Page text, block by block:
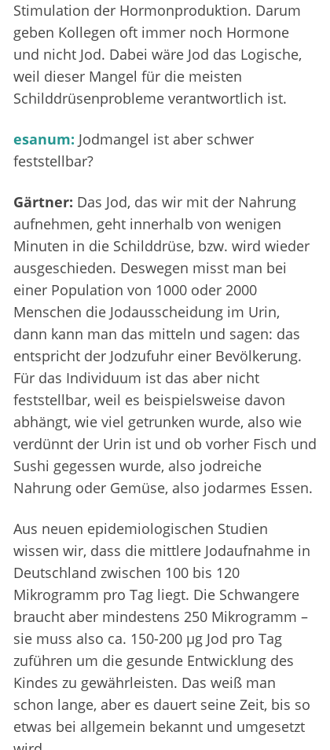
Stimulation der Hormonproduktion. Darum
geben Kollegen oft immer noch Hormone
und nicht Jod. Dabei wäre Jod das Logische,
weil dieser Mangel für die meisten
Schilddrüsenprobleme verantwortlich ist.
esanum: Jodmangel ist aber schwer
feststellbar?
Gärtner: Das Jod, das wir mit der Nahrung
aufnehmen, geht innerhalb von wenigen
Minuten in die Schilddrüse, bzw. wird wieder
ausgeschieden. Deswegen misst man bei
einer Population von 1000 oder 2000
Menschen die Jodausscheidung im Urin,
dann kann man das mitteln und sagen: das
entspricht der Jodzufuhr einer Bevölkerung.
Für das Individuum ist das aber nicht
feststellbar, weil es beispielsweise davon
abhängt, wie viel getrunken wurde, also wie
verdünnt der Urin ist und ob vorher Fisch und
Sushi gegessen wurde, also jodreiche
Nahrung oder Gemüse, also jodarmes Essen.
Aus neuen epidemiologischen Studien
wissen wir, dass die mittlere Jodaufnahme in
Deutschland zwischen 100 bis 120
Mikrogramm pro Tag liegt. Die Schwangere
braucht aber mindestens 250 Mikrogramm –
sie muss also ca. 150-200 µg Jod pro Tag
zuführen um die gesunde Entwicklung des
Kindes zu gewährleisten. Das weiß man
schon lange, aber es dauert seine Zeit, bis so
etwas bei allgemein bekannt und umgesetzt